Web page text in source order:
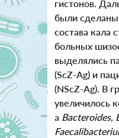
гистонов.
были сделаны
состава кала
больных
выделялись
(ScZ-Ag) и
(NScZ-Ag). В
увеличилось
а Bacteroides,